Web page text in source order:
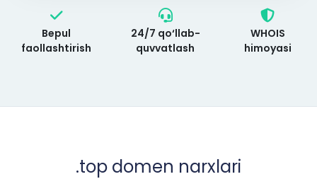
Bepul
faollashtirish
24/7 qo‘llab-
quvvatlash
WHOIS
himoyasi
.top domen narxlari